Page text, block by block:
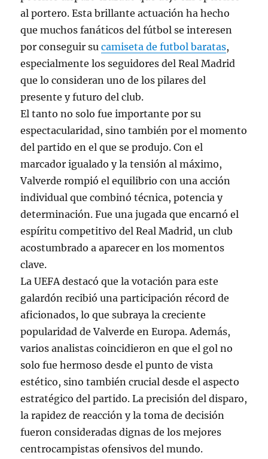
al portero. Esta brillante actuación ha hecho
que muchos fanáticos del fútbol se interesen
por conseguir sucamiseta de futbol baratas,
especialmente los seguidores del Real Madrid
que lo consideran uno de los pilares del
presente y futuro del club.
El tanto no solo fue importante por su
espectacularidad, sino también por el momento
del partido en el que se produjo. Con el
marcador igualado y la tensión al máximo,
Valverde rompió el equilibrio con una acción
individual que combinó técnica, potencia y
determinación. Fue una jugada que encarnó el
espíritu competitivo del Real Madrid, un club
acostumbrado a aparecer en los momentos
clave.
La UEFA destacó que la votación para este
galardón recibió una participación récord de
aficionados, lo que subraya la creciente
popularidad de Valverde en Europa. Además,
varios analistas coincidieron en que el gol no
solo fue hermoso desde el punto de vista
estético, sino también crucial desde el aspecto
estratégico del partido. La precisión del disparo,
la rapidez de reacción y la toma de decisión
fueron consideradas dignas de los mejores
centrocampistas ofensivos del mundo.